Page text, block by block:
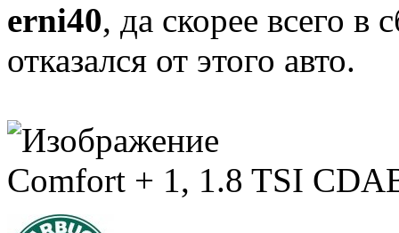
erni40, да скорее всего в
отказался от этого авто.
Comfort + 1, 1.8 TSI